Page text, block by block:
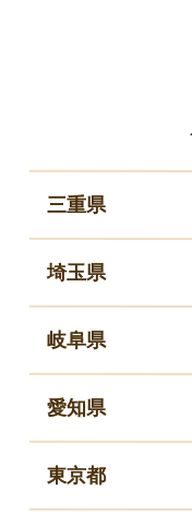
三重県
埼玉県
岐阜県
愛知県
東京都